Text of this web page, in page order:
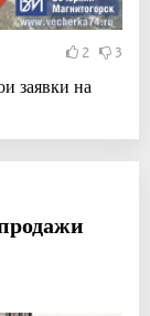
2 3
заявки на